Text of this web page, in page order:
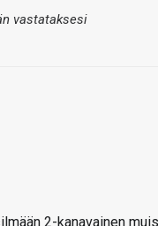
vastataksesi
2-kanavainen